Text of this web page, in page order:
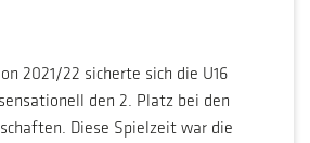
2021/22 sicherte sich die U16
den 2. Platz bei den
Diese Spielzeit war die